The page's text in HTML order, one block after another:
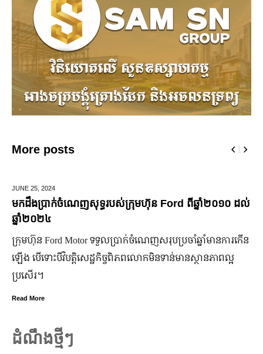
More posts
សុទ្ធរបស់ក្រុមហ៊ុន Ford ពីឆ្នាំ២០១០ ដល់
ទទួលប្រាក់ចំណេញសរុបប្រចាំឆ្នាំមានការកើន
េដ្ឋកិច្ចពិភពលោកមិនទាន់មានស្ថានភាពល្អ
មកស្គាល់ពីប្រេនន
មហាជន​ពិតជា​ស្គា
កិត្តិយស កេរ្តិ៍ឈ្មោះ
ដំណឹងថ្មីៗ